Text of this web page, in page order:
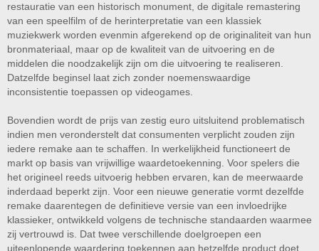
restauratie van een historisch monument, de digitale remastering
van een speelfilm of de herinterpretatie van een klassiek
muziekwerk worden evenmin afgerekend op de originaliteit van hun
bronmateriaal, maar op de kwaliteit van de uitvoering en de
middelen die noodzakelijk zijn om die uitvoering te realiseren.
Datzelfde beginsel laat zich zonder noemenswaardige
inconsistentie toepassen op videogames.
Bovendien wordt de prijs van zestig euro uitsluitend problematisch
indien men veronderstelt dat consumenten verplicht zouden zijn
iedere remake aan te schaffen. In werkelijkheid functioneert de
markt op basis van vrijwillige waardetoekenning. Voor spelers die
het origineel reeds uitvoerig hebben ervaren, kan de meerwaarde
inderdaad beperkt zijn. Voor een nieuwe generatie vormt dezelfde
remake daarentegen de definitieve versie van een invloedrijke
klassieker, ontwikkeld volgens de technische standaarden waarmee
zij vertrouwd is. Dat twee verschillende doelgroepen een
uiteenlopende waardering toekennen aan hetzelfde product doet